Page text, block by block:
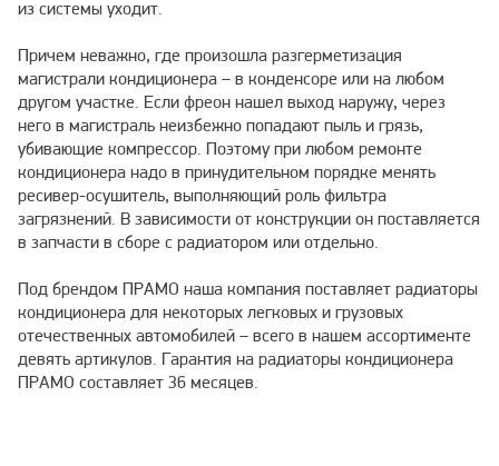
из системы уходит.
Причем неважно, где произошла разгерметизация
магистрали кондиционера – в конденсоре или на любом
другом участке. Если фреон нашел выход наружу, через
него в магистраль неизбежно попадают пыль и грязь,
убивающие компрессор. Поэтому при любом ремонте
кондиционера надо в принудительном порядке менять
ресивер-осушитель, выполняющий роль фильтра
загрязнений. В зависимости от конструкции он поставляется
в запчасти в сборе с радиатором или отдельно.
Под брендом ПРАМО наша компания поставляет радиаторы
кондиционера для некоторых легковых и грузовых
отечественных автомобилей – всего в нашем ассортименте
девять артикулов. Гарантия на радиаторы кондиционера
ПРАМО составляет 36 месяцев.